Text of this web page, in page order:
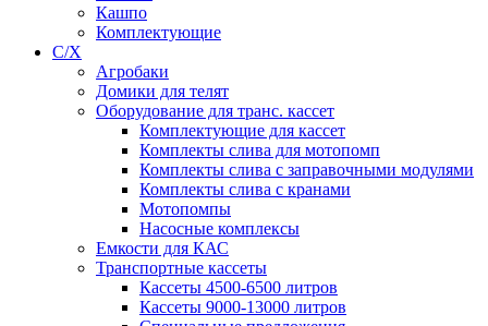
Кашпо
Комплектующие
С/Х
Агробаки
Домики для телят
Оборудование для транс. кассет
Комплектующие для кассет
Комплекты слива для мотопомп
Комплекты слива с заправочными модулями
Комплекты слива с кранами
Мотопомпы
Насосные комплексы
Емкости для КАС
Транспортные кассеты
Кассеты 4500-6500 литров
Кассеты 9000-13000 литров